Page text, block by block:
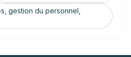
gestion du personnel,